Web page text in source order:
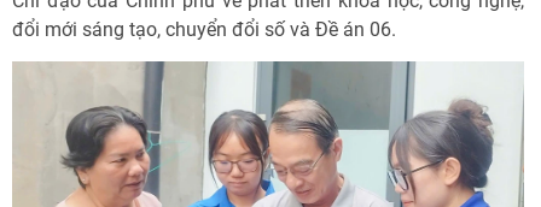
đổi mới sáng tạo, chuyển đổi số và Đề án 06.